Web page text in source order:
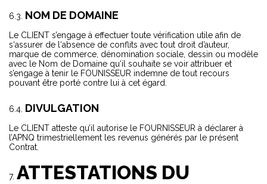
NOM DE DOMAINE
Le CLIENT s’engage à effectuer toute vérification utile afin de
s‘assurer de l‘absence de conflits avec tout droit d’auteur,
marque de commerce, dénomination sociale, dessin ou modèle
avec le Nom de Domaine qu‘il souhaite se voir attribuer et
s’engage à tenir le FOUNISSEUR indemne de tout recours
pouvant être porté contre lui à cet égard.
DIVULGATION
Le CLIENT atteste qu’il autorise le FOURNISSEUR à déclarer à
l’APNQ trimestriellement les revenus générés par le présent
Contrat.
ATTESTATIONS DU